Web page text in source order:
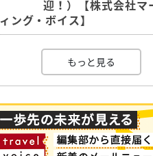
迎！）【株式会社マ
ィング・ボイス】
もっと見る